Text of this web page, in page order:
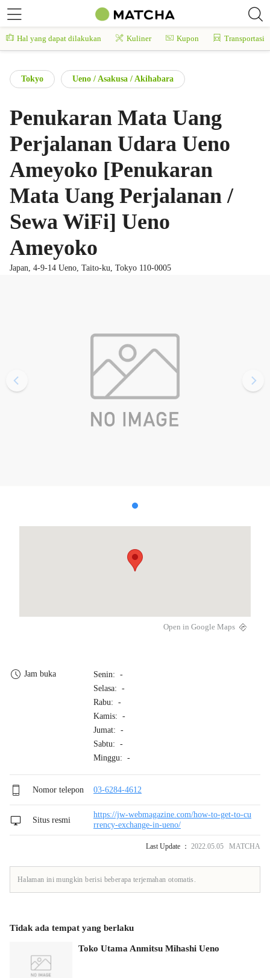
Hal yang dapat dilakukan Kuliner Kupon Transportasi
Tokyo Ueno / Asakusa / Akihabara
Penukaran Mata Uang
Perjalanan Udara Ueno
Ameyoko [Penukaran
Mata Uang Perjalanan /
Sewa WiFi] Ueno
Ameyoko
Japan, 4-9-14 Ueno, Taito-ku, Tokyo 110-0005
Open in Google Maps
Jam buka
Senin: -
Selasa: -
Rabu: -
Kamis: -
Jumat: -
Sabtu: -
Minggu: -
Nomor telepon 03-6284-4612
Situs resmi
https://jw-webmagazine.com/how-to-get-to-cu
rrency-exchange-in-ueno/
Last Update ： 2022.05.05 MATCHA
Halaman ini mungkin berisi beberapa terjemahan otomatis.
Tidak ada tempat yang berlaku
Toko Utama Anmitsu Mihashi Ueno